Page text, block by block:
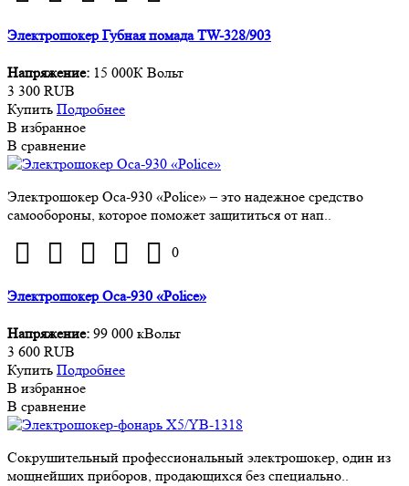
Электрошокер Губная помада TW-328/903
Напряжение: 15 000К Вольт
3 300 RUB
Купить Подробнее
В избранное
В сравнение
Электрошокер Оса-930 «Police» – это надежное средство
самообороны, которое поможет защититься от нап..
0
Электрошокер Оса-930 «Police»
Напряжение: 99 000 кВольт
3 600 RUB
Купить Подробнее
В избранное
В сравнение
Сокрушительный профессиональный электрошокер, один из
мощнейших приборов, продающихся без специально..